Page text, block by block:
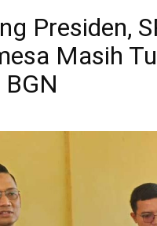
Presiden,
Masih